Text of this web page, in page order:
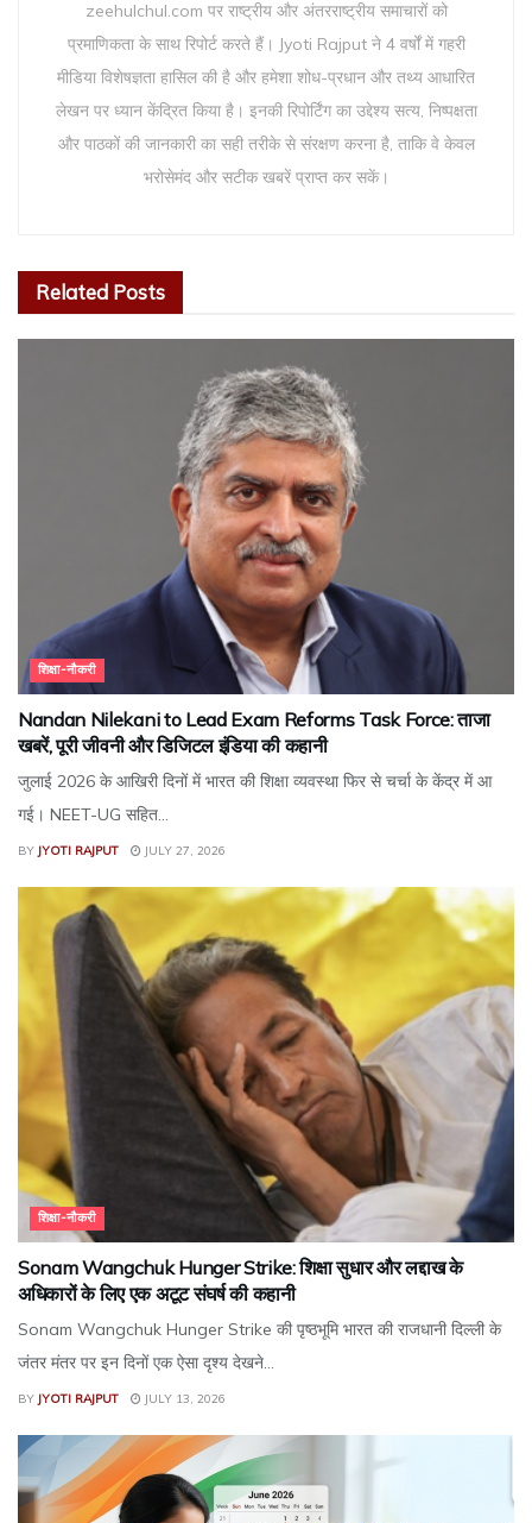
zeehulchul.com पर राष्ट्रीय और अंतरराष्ट्रीय समाचारों को
प्रमाणिकता के साथ रिपोर्ट करते हैं। Jyoti Rajput ने 4 वर्षों में गहरी
मीडिया विशेषज्ञता हासिल की है और हमेशा शोध-प्रधान और तथ्य आधारित
लेखन पर ध्यान केंद्रित किया है। इनकी रिपोर्टिंग का उद्देश्य सत्य, निष्पक्षता
और पाठकों की जानकारी का सही तरीके से संरक्षण करना है, ताकि वे केवल
भरोसेमंद और सटीक खबरें प्राप्त कर सकें।
Related Posts
शिक्षा-नौकरी
Nandan Nilekani to Lead Exam Reforms Task Force: ताजा
खबरें, पूरी जीवनी और डिजिटल इंडिया की कहानी
जुलाई 2026 के आखिरी दिनों में भारत की शिक्षा व्यवस्था फिर से चर्चा के केंद्र में आ
गई। NEET-UG सहित...
BY JYOTI RAJPUT JULY 27, 2026
शिक्षा-नौकरी
Sonam Wangchuk Hunger Strike: शिक्षा सुधार और लद्दाख के
अधिकारों के लिए एक अटूट संघर्ष की कहानी
Sonam Wangchuk Hunger Strike की पृष्ठभूमि भारत की राजधानी दिल्ली के
जंतर मंतर पर इन दिनों एक ऐसा दृश्य देखने...
BY JYOTI RAJPUT JULY 13, 2026